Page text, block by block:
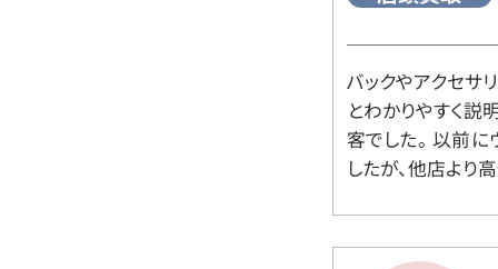
バックやアクセサ
とわかりやすく説
客でした。 以前
したが、他店より